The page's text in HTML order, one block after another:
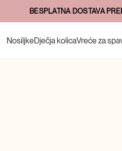
20+
NosiljkeDječja kolicaVreće za